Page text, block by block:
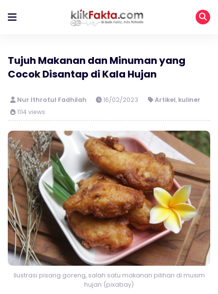
Tujuh Makanan dan Minuman yang
Cocok Disantap di Kala Hujan
Nur Ithrotul Fadhilah 16/02/2023 Artikel, kuliner
1114 views
Ilustrasi pisang goreng, salah satu makanan pilihan di musim
hujan (pixabay)